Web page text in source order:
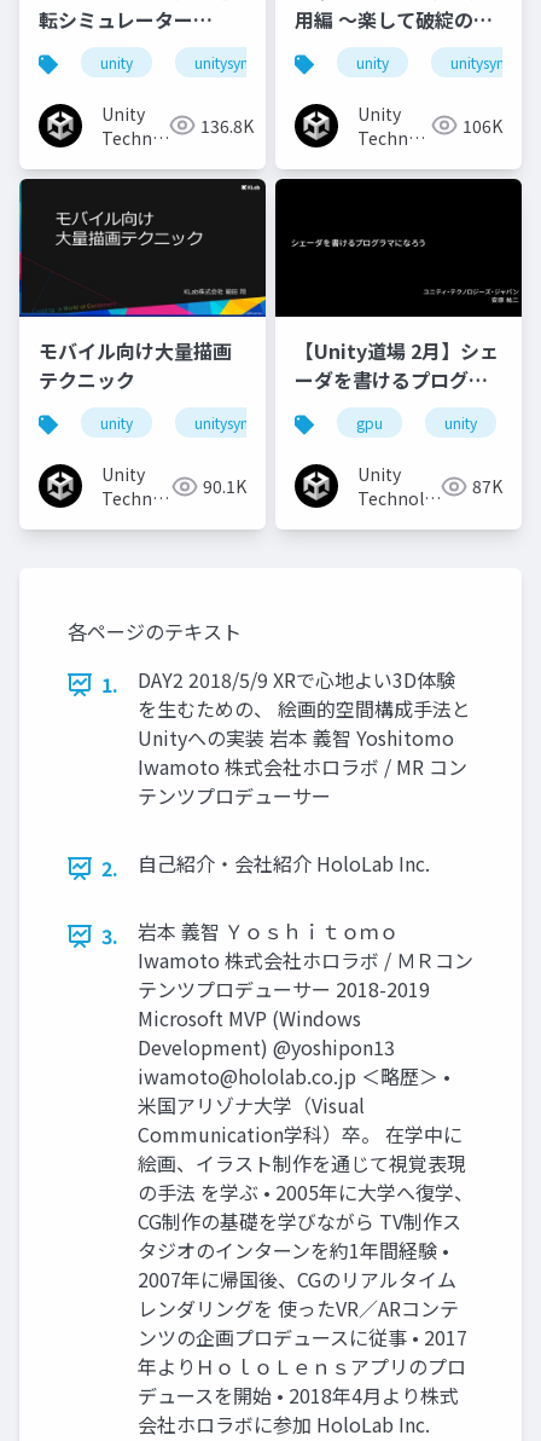
転シミュレーター
「AWSIM」のご紹介と
実装事例
unity unitysync
Unity
Technologies136.8K
用編 ～楽して破綻のな
いアウトラインを目指
して～
unity unitysync
Unity
Technologies106K
モバイル向け大量描画
テクニック
unity unitysync
Unity
Technologies90.1K
【Unity道場 2月】シェ
ーダを書けるプログラ
マになろう
gpu unity
Unity
Technologies 87K
各ページのテキスト
1.
DAY2 2018/5/9 XRで心地よい3D体験
を生むための、 絵画的空間構成手法と
Unityへの実装 岩本 義智 Yoshitomo
Iwamoto 株式会社ホロラボ / MR コン
テンツプロデューサー
2. 自己紹介・会社紹介 HoloLab Inc.
3.
岩本 義智 Ｙｏｓｈｉｔｏｍｏ
Iwamoto 株式会社ホロラボ / ＭＲコン
テンツプロデューサー 2018-2019
Microsoft MVP (Windows
Development) @yoshipon13
iwamoto@hololab.co.jp ＜略歴＞ •
米国アリゾナ大学（Visual
Communication学科）卒。 在学中に
絵画、イラスト制作を通じて視覚表現
の手法 を学ぶ • 2005年に大学へ復学、
CG制作の基礎を学びながら TV制作ス
タジオのインターンを約1年間経験 •
2007年に帰国後、CGのリアルタイム
レンダリングを 使ったVR／ARコンテ
ンツの企画プロデュースに従事 • 2017
年よりＨｏｌｏＬｅｎｓアプリのプロ
デュースを開始 • 2018年4月より株式
会社ホロラボに参加 HoloLab Inc.